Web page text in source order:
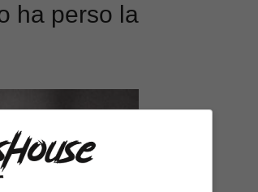
ha perso la